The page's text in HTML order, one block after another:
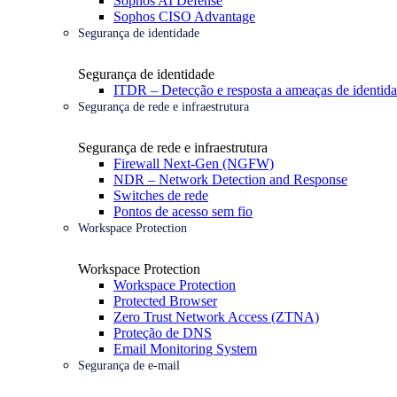
Sophos CISO Advantage
Segurança de identidade
Segurança de identidade
ITDR – Detecção e resposta a ameaças de
Segurança de rede e infraestrutura
Segurança de rede e infraestrutura
Firewall Next-Gen (NGFW)
NDR – Network Detection and Response
Switches de rede
Pontos de acesso sem fio
Workspace Protection
Workspace Protection
Workspace Protection
Protected Browser
Zero Trust Network Access (ZTNA)
Proteção de DNS
Email Monitoring System
Segurança de e-mail